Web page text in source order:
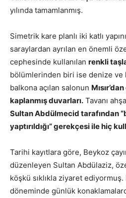
yılında tamamlanmış.
Simetrik kare planlı iki katlı
saraylardan ayrılan en önemli
cephesinde kullanılan renkli
bölümlerinden biri ise denize ve
balkona açılan salonun
kaplanmış duvarları. Tavanı
Sultan Abdülmecid tarafından
yaptırıldığı” gerekçesi ile hiç
Tarihi kayıtlara göre, Beykoz
düzenleyen Sultan Abdülaziz,
köşkü sıklıkla ziyaret
döneminde günlük